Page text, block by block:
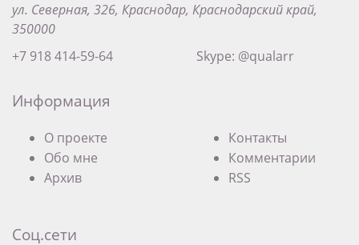
ул. Северная, 326, Краснодар, Краснодарский край,
350000
+7 918 414-59-64
Skype: @qualarr
Информация
О проекте
Обо мне
Архив
Контакты
Комментарии
RSS
Соц.сети